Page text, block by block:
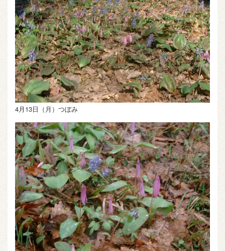
4月13日（月）つぼみ